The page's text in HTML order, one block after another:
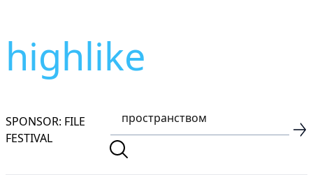
highlike
SPONSOR: FILE
FESTIVAL